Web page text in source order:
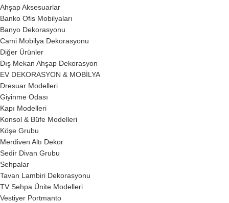
Ahşap Aksesuarlar
Banko Ofis Mobilyaları
Banyo Dekorasyonu
Cami Mobilya Dekorasyonu
Diğer Ürünler
Dış Mekan Ahşap Dekorasyon
EV DEKORASYON & MOBİLYA
Dresuar Modelleri
Giyinme Odası
Kapı Modelleri
Konsol & Büfe Modelleri
Köşe Grubu
Merdiven Altı Dekor
Sedir Divan Grubu
Sehpalar
Tavan Lambiri Dekorasyonu
TV Sehpa Ünite Modelleri
Vestiyer Portmanto